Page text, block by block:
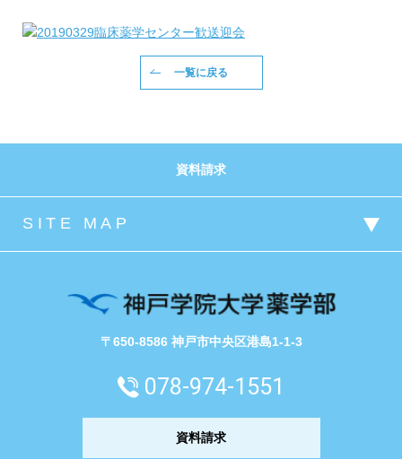
一覧に戻る
資料請求
〒650-8586 神戸市中央区港島1-1-3
078-974-1551
資料請求